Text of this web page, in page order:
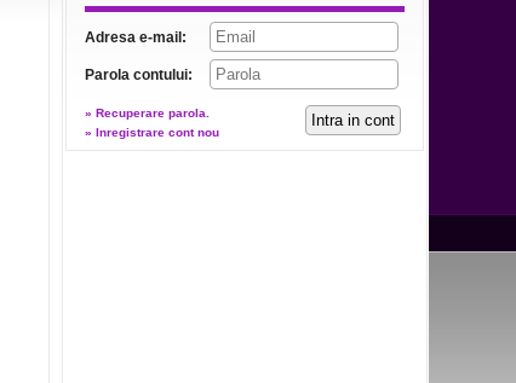
Adresa e-mail:
Parola contului:
» Recuperare parola.
» Inregistrare cont nou